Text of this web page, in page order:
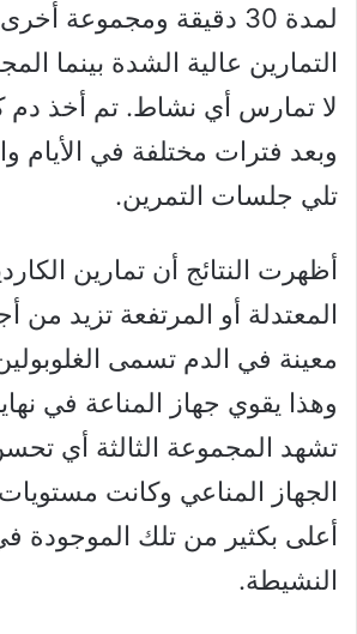
لمدة 30 دقيقة ومجموعة
التمارين عالية الشدة بينما
لا تمارس أي نشاط. تم أخذ دم
وبعد فترات مختلفة في الأيام
تلي جلسات التمرين.
أظهرت النتائج أن تمارين
المعتدلة أو المرتفعة تزيد
معينة في الدم تسمى
وهذا يقوي جهاز المناعة في
تشهد المجموعة الثالثة أي
الجهاز المناعي وكانت
أعلى بكثير من تلك الموجودة
النشيطة.